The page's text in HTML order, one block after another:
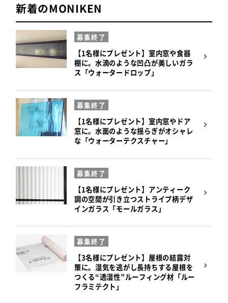
新着のMONIKEN
【1名様にプレゼント】室内窓や食器
棚に。水滴のような凹凸が美しいガラ
ス「ウォータードロップ」
募集終了
【1名様にプレゼント】室内窓やドア
窓に。水面のような揺らぎがオシャレ
な「ウォーターテクスチャー」
募集終了
【1名様にプレゼント】アンティーク
調の空間が引き立つストライプ柄デザ
インガラス「モールガラス」
募集終了
【3名様にプレゼント】屋根の結露対
策に。湿気を逃がし長持ちする屋根を
つくる“透湿性”ルーフィング材「ルー
フラミテクト」
募集終了